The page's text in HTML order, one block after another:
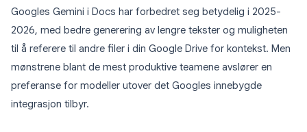
Googles Gemini i Docs har forbedret seg betydelig i 2025-
2026, med bedre generering av lengre tekster og muligheten
til å referere til andre filer i din Google Drive for kontekst. Men
mønstrene blant de mest produktive teamene avslører en
preferanse for modeller utover det Googles innebygde
integrasjon tilbyr.